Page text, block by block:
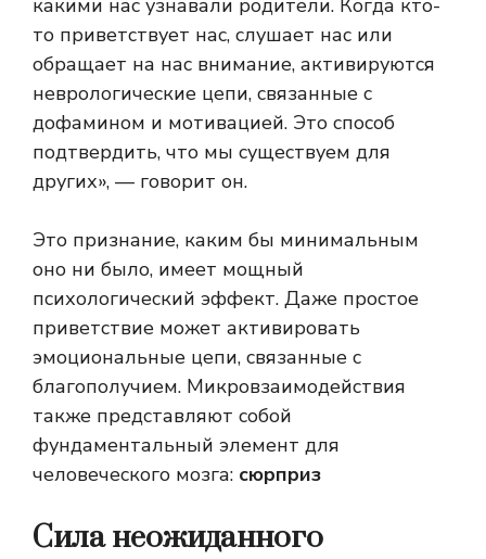
какими нас узнавали родители. Когда кто-
то приветствует нас, слушает нас или
обращает на нас внимание, активируются
неврологические цепи, связанные с
дофамином и мотивацией. Это способ
подтвердить, что мы существуем для
других», — говорит он.
Это признание, каким бы минимальным
оно ни было, имеет мощный
психологический эффект. Даже простое
приветствие может активировать
эмоциональные цепи, связанные с
благополучием. Микровзаимодействия
также представляют собой
фундаментальный элемент для
человеческого мозга: сюрприз
Сила неожиданного